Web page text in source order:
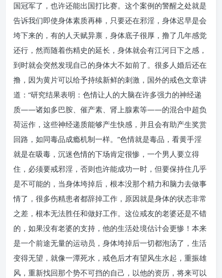
国冠军了，也许还能出国打比赛。这个案例的警醒之处就是
告诉我们即使身体素质再棒，只要还在邪淫，身体迟早是会
垮下来的，有的人天赋异禀，身体底子很厚，撸了几年感觉
还行，然而随着伤精史的延长，身体就会有江河日下之感，
到时就会突然发现自己的身体大不如前了。很多人婚后还在
撸，因为黄片可以给予持续新鲜的刺激，国外的戒色文章讲
道：“研究结果表明：色情让人的大脑在许多强力的神经递
质——诸如多巴胺、催产素、肾上腺素等——的混合中超负
荷运作，这些神经递质能够产生快感，并且会有助产生奖赏
回路，如同毒品成瘾机制一样。”色情就是毒品，看黄手淫
就是在吸毒，沉迷色情的下场肯定很惨，一个男人要立得
住，必须要戒邪淫，否则也许能成功一时，但要保持住几乎
是不可能的，当身体垮掉后，根本没那个精力和脑力去做事
情了，很多伤精患者都辞掉工作，原因就是身体的状态非常
之差，根本无法胜任和做好工作。这位戒友的老婆还是不错
的，如果没有老婆的支持，他的生活处境估计会更惨！本来
是一个前途无量的运动员，身体垮掉后一切都泡汤了，生活
变得无望，就像一潭死水，戒色后才有望风生水起，重振雄
风，重新找回那个势不可挡的自己，以他的资历，将来可以